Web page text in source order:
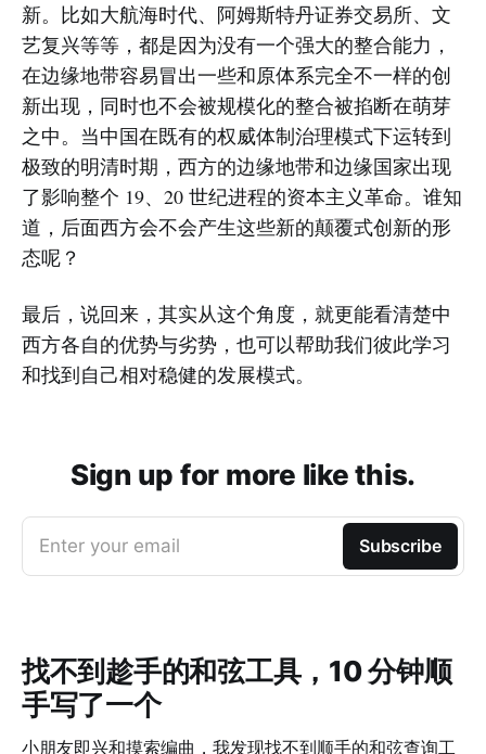
新。比如大航海时代、阿姆斯特丹证券交易所、文
艺复兴等等，都是因为没有一个强大的整合能力，
在边缘地带容易冒出一些和原体系完全不一样的创
新出现，同时也不会被规模化的整合被掐断在萌芽
之中。当中国在既有的权威体制治理模式下运转到
极致的明清时期，西方的边缘地带和边缘国家出现
了影响整个 19、20 世纪进程的资本主义革命。谁知
道，后面西方会不会产生这些新的颠覆式创新的形
态呢？
最后，说回来，其实从这个角度，就更能看清楚中
西方各自的优势与劣势，也可以帮助我们彼此学习
和找到自己相对稳健的发展模式。
Sign up for more like this.
Enter your email Subscribe
找不到趁手的和弦工具，10 分钟顺
手写了一个
小朋友即兴和摸索编曲，我发现找不到顺手的和弦查询工